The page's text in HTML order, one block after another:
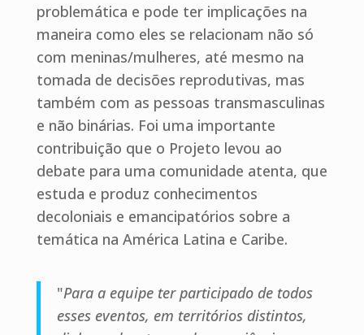
problemática e pode ter implicações na
maneira como eles se relacionam não só
com meninas/mulheres, até mesmo na
tomada de decisões reprodutivas, mas
também com as pessoas transmasculinas
e não binárias. Foi uma importante
contribuição que o Projeto levou ao
debate para uma comunidade atenta, que
estuda e produz conhecimentos
decoloniais e emancipatórios sobre a
temática na América Latina e Caribe.
"Para a equipe ter participado de todos
esses eventos, em territórios distintos,